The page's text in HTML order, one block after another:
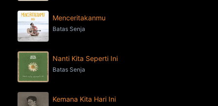
Menceritakanmu
Batas Senja
Nanti Kita Seperti Ini
Batas Senja
Kemana Kita Hari Ini